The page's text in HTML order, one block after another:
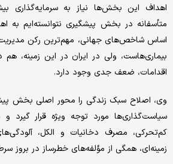
اهداف این بخش‌ها نیاز به سرمایه‌گذاری
متأسفانه در بخش پیشگیری نتوانسته‌ایم به
اساس شاخص‌های جهانی، مهم‌ترین رکن مدیریت
بیماری‌هاست، ولی در ایران در این زمینه،
اقدامات، ضعف‌ جدی وجود دارد.
وی، اصلاح سبک زندگی را محور اصلی بخش
سیاست‌گذاری‌ها مورد توجه ویژه قرار گیرد
کم‌تحرکی، مصرف دخانیات و الکل،
زمینه‌ای، همگی از مؤلفه‌های خطرساز در بروز